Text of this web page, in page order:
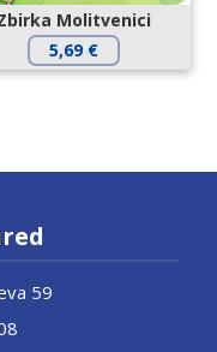
Molitvenici
5,69 €
59